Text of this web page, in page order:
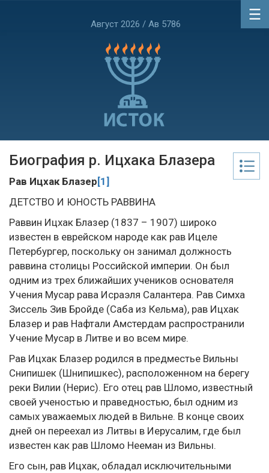
Август 2026 / Ав 5786
Биография р. Ицхака Блазера
Рав Ицхак Блазер [1]
ДЕТСТВО И ЮНОСТЬ РАВВИНА
Раввин Ицхак Блазер (1837 – 1907) широко
известен в еврейском народе как рав Ицеле
Петербургер, поскольку он занимал должность
раввина столицы Российской империи. Он был
одним из трех ближайших учеников основателя
Учения Мусар рава Исраэля Салантера. Рав Симха
Зиссель Зив Бройде (Саба из Кельма), рав Ицхак
Блазер и рав Нафтали Амстердам распространили
Учение Мусар в Литве и во всем мире.
Рав Ицхак Блазер родился в предместье Вильны
Снипишек (Шнипишкес), расположенном на берегу
реки Вилии (Нерис). Его отец рав Шломо, известный
своей ученостью и праведностью, был одним из
самых уважаемых людей в Вильне. В конце своих
дней он переехал из Литвы в Иерусалим, где был
известен как рав Шломо Нееман из Вильны.
Его сын, рав Ицхак, обладал исключительными